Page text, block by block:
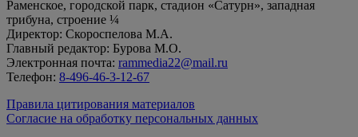
Раменское, городской парк, стадион «Сатурн», западная
трибуна, строение ¼
Директор: Скороспелова М.А.
Главный редактор: Бурова М.О.
Электронная почта: rammedia22@mail.ru
Телефон: 8-496-46-3-12-67
Правила цитирования материалов
Согласие на обработку персональных данных